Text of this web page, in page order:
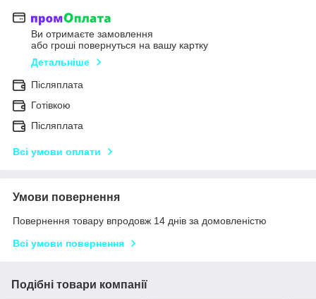
Ви отримаєте замовлення
або гроші повернуться на вашу картку
Детальніше
Післяплата
Готівкою
Післяплата
Всі умови оплати
Умови повернення
Повернення товару впродовж 14 днів за домовленістю
Всі умови повернення
Подібні товари компанії